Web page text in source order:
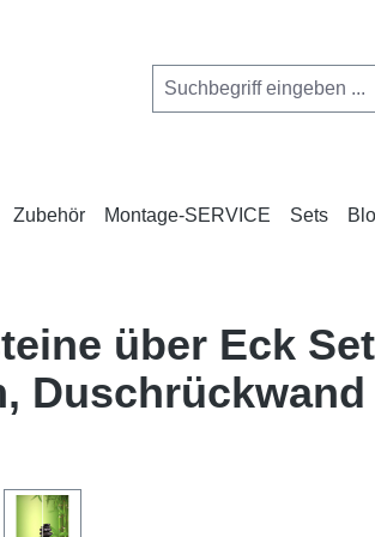
Zubehör Montage-SERVICE Sets
über Eck
Duschrückwand